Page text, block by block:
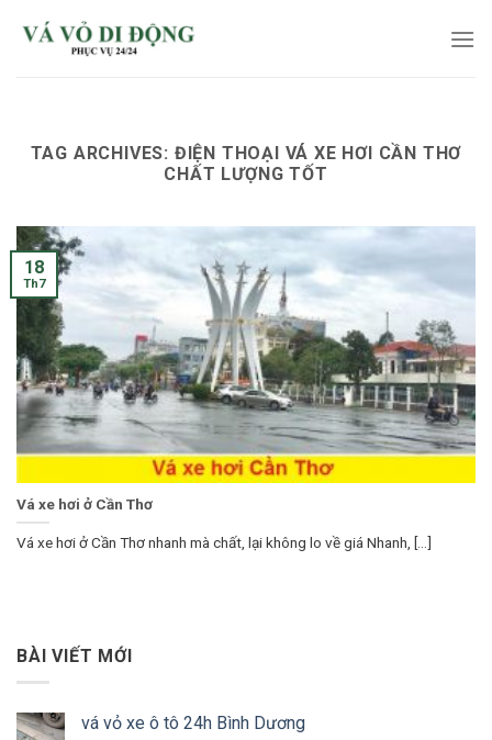
TAG ARCHIVES: ĐIỆN THOẠI VÁ XE HƠI CẦN THƠ
CHẤT LƯỢNG TỐT
Vá xe hơi ở Cần Thơ
Vá xe hơi ở Cần Thơ nhanh mà chất, lại không lo về giá Nhanh, [...]
18
Th7
BÀI VIẾT MỚI
vá vỏ xe ô tô 24h Bình Dương